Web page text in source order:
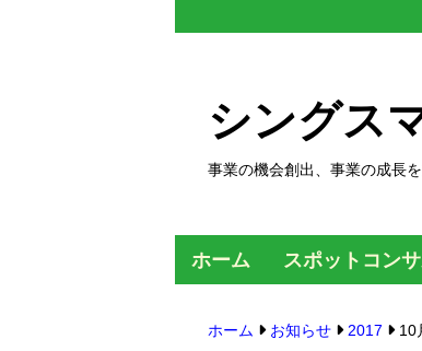
シングス
事業の機会創出、事業の成長
ホーム スポットコン
ホーム お知らせ 2017 10